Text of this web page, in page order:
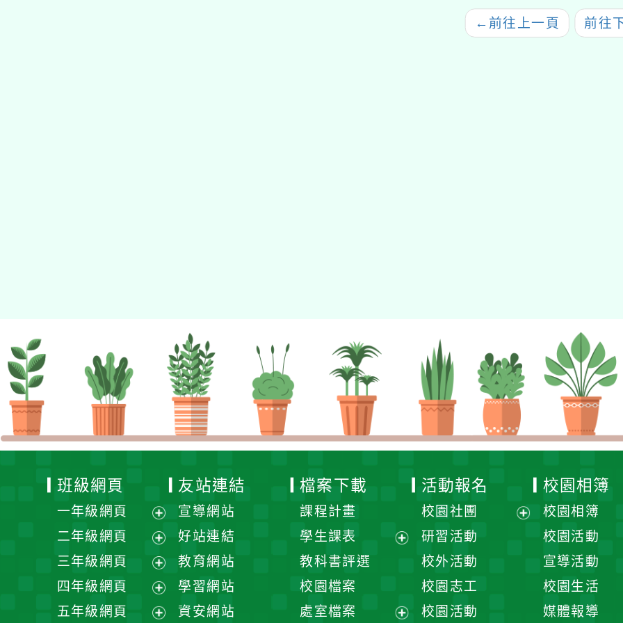
← 前往上一頁 前往
班級網頁
一年級網頁
展
選
單
二年級網頁
展
選
單
三年級網頁
展
開
四年級網頁
展
五年級網頁
友站連結
宣導網站
好站連結
教育網站
學習網站
資安網站
檔案下載
課程計畫
學生課表
單
教科書評選
校園檔案
處室檔案
活動報名
校園社團
研習活動
校外活動
校園志工
校園活動
校園相簿
校園相簿
校園活動
宣導活動
校園生活
媒體報導